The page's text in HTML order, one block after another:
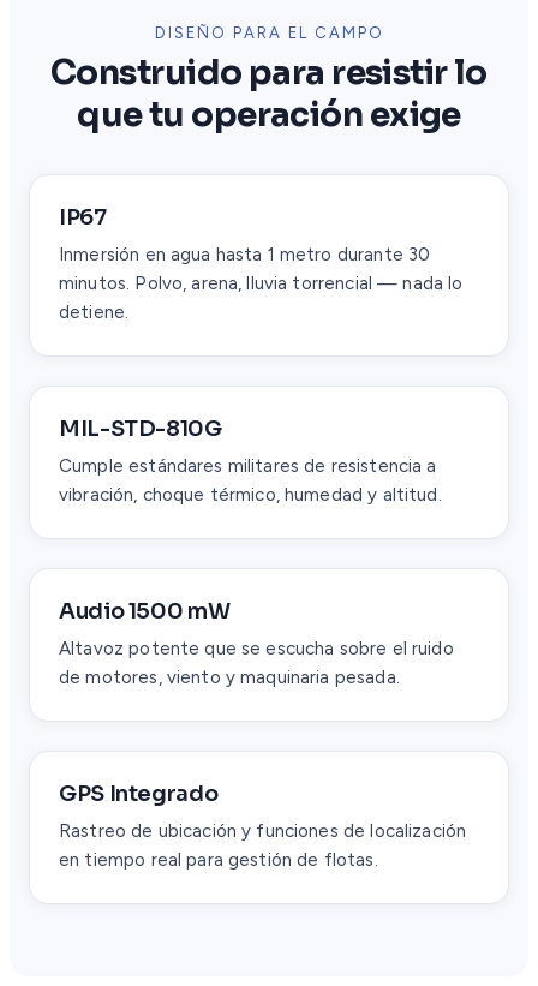
DISEÑO PARA EL CAMPO
Construido para resistir lo
que tu operación exige
IP67
Inmersión en agua hasta 1 metro durante 30
minutos. Polvo, arena, lluvia torrencial — nada lo
detiene.
MIL-STD-810G
Cumple estándares militares de resistencia a
vibración, choque térmico, humedad y altitud.
Audio 1500 mW
Altavoz potente que se escucha sobre el ruido
de motores, viento y maquinaria pesada.
GPS Integrado
Rastreo de ubicación y funciones de localización
en tiempo real para gestión de flotas.